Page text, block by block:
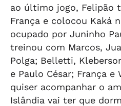
ao último jogo, Felipão
França e colocou Kaká
ocupado por Juninho
treinou com Marcos,
Polga; Belletti,
e Paulo César; França e
quiser acompanhar o
Islândia vai ter que